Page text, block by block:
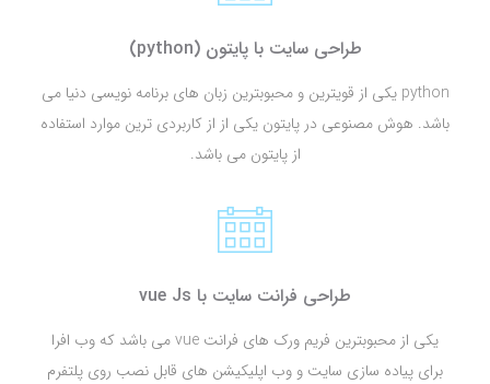
طراحی سایت با پایتون (python)
python یکی از قویترین و محبوبترین زبان های برنامه نویسی دنیا می
باشد. هوش مصنوعی در پایتون یکی از از کاربردی ترین موارد استفاده
از پایتون می باشد.
طراحی فرانت سایت با vue Js
یکی از محبوبترین فریم ورک های فرانت vue می باشد که وب افرا
برای پیاده سازی سایت و وب اپلیکیشن های قابل نصب روی پلتفرم